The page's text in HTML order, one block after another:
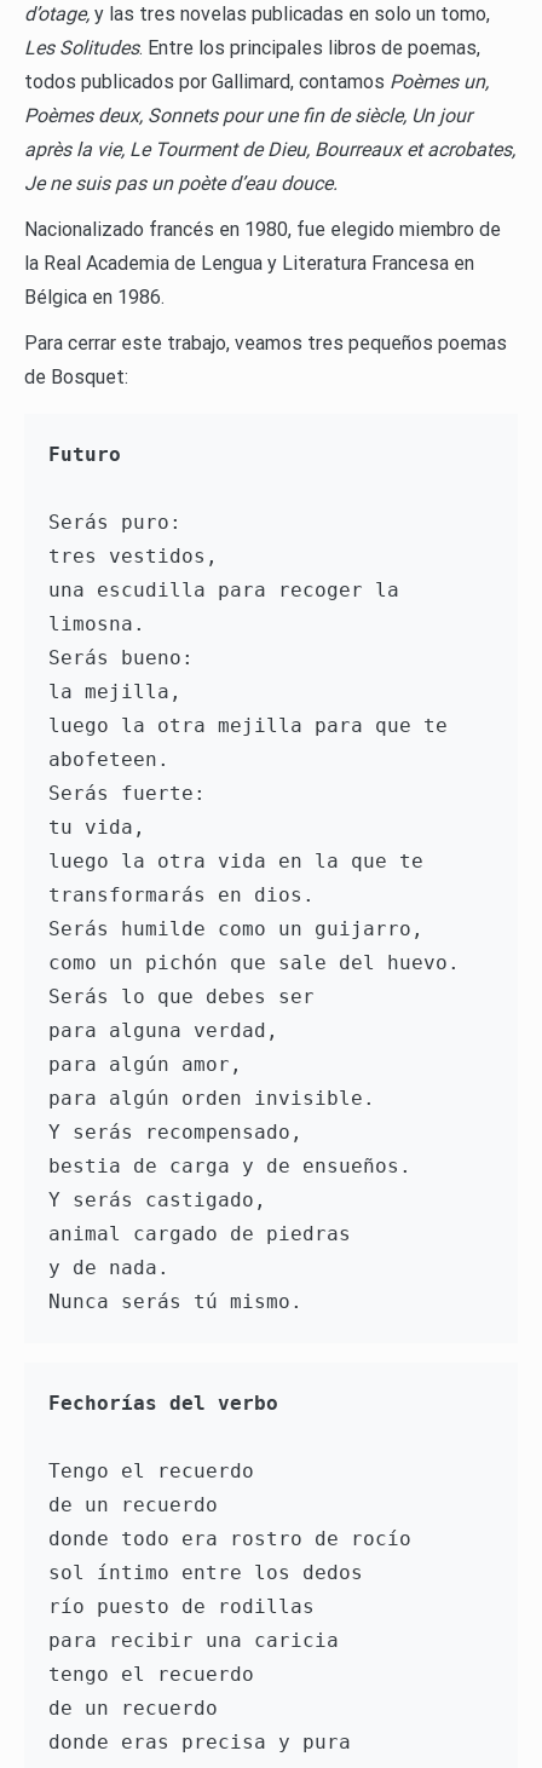
d’otage, y las tres novelas publicadas en solo un tomo,
Les Solitudes. Entre los principales libros de poemas,
todos publicados por Gallimard, contamos Poèmes un,
Poèmes deux, Sonnets pour une fin de siècle, Un jour
après la vie, Le Tourment de Dieu, Bourreaux et acrobates,
Je ne suis pas un poète d’eau douce.
Nacionalizado francés en 1980, fue elegido miembro de
la Real Academia de Lengua y Literatura Francesa en
Bélgica en 1986.
Para cerrar este trabajo, veamos tres pequeños poemas
de Bosquet:
Futuro
Serás puro:
tres vestidos,
una escudilla para recoger la
limosna.
Serás bueno:
la mejilla,
luego la otra mejilla para que te
abofeteen.
Serás fuerte:
tu vida,
luego la otra vida en la que te
transformarás en dios.
Serás humilde como un guijarro,
como un pichón que sale del huevo.
Serás lo que debes ser
para alguna verdad,
para algún amor,
para algún orden invisible.
Y serás recompensado,
bestia de carga y de ensueños.
Y serás castigado,
animal cargado de piedras
y de nada.
Fechorías del verbo
Tengo el recuerdo
de un recuerdo
donde todo era rostro de rocío
sol íntimo entre los dedos
río puesto de rodillas
para recibir una caricia
tengo el recuerdo
de un recuerdo
donde eras precisa y pura